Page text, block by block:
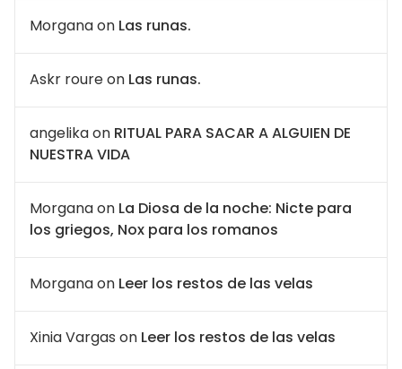
Morganaon Las runas.
Askr roureon Las runas.
angelikaon RITUAL PARA SACAR A ALGUIEN DE
NUESTRA VIDA
Morganaon La Diosa de la noche: Nicte para
los griegos, Nox para los romanos
Morganaon Leer los restos de las velas
Xinia Vargas on Leer los restos de las velas